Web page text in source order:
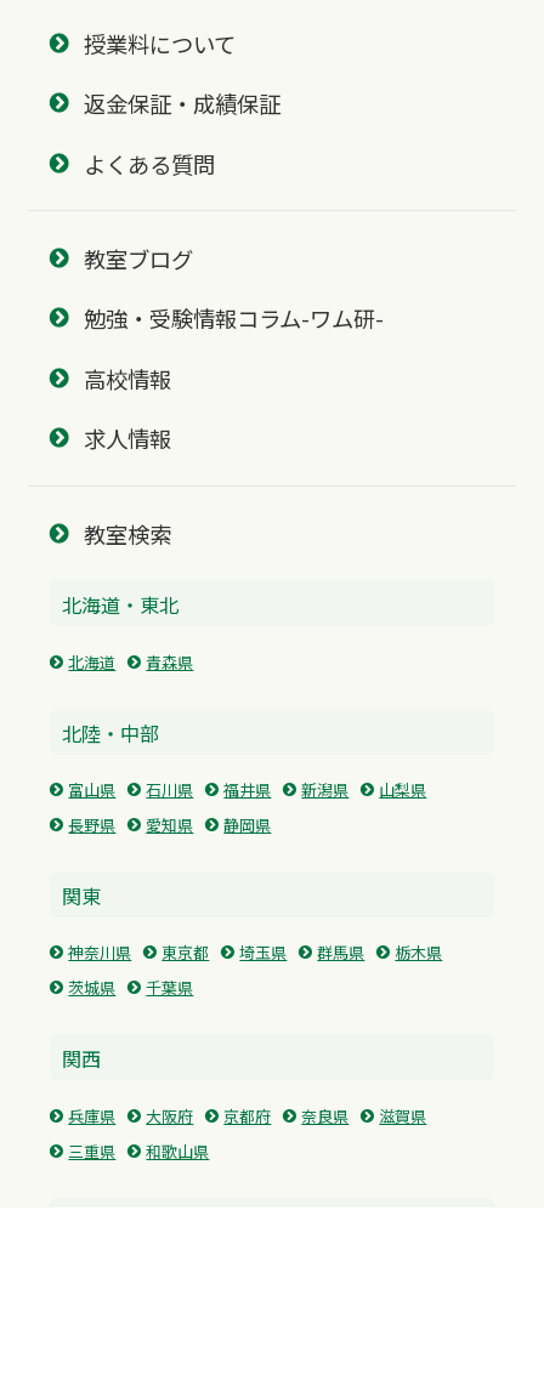
授業料について
返金保証・成績保証
よくある質問
教室ブログ
勉強・受験情報コラム-ワム研-
高校情報
求人情報
教室検索
北海道・東北
北海道 青森県
北陸・中部
富山県 石川県 福井県 新潟県
山梨県
長野県
愛知県 静岡県
関東
神奈川県 東京都 埼玉県 群馬県
栃木県
茨城県
千葉県
関西
兵庫県 大阪府 京都府 奈良県
滋賀県
三重県
和歌山県